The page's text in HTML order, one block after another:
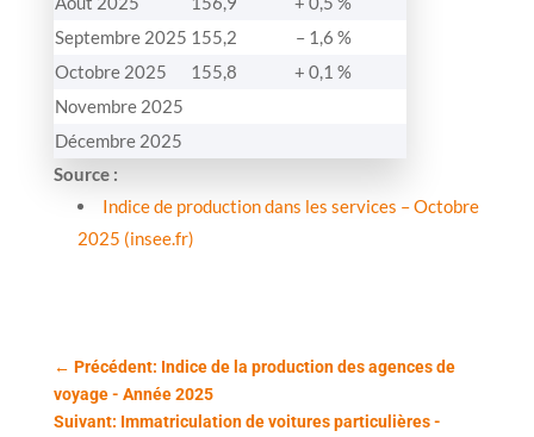
Septembre 2025 155,2
– 1,6 %
Octobre 2025
155,8
+ 0,1 %
Novembre 2025
Décembre 2025
Source :
Indice de production dans les services – Octobre
2025 (insee.fr)
← Précédent: Indice de la production des agences de
voyage - Année 2025
Suivant: Immatriculation de voitures particulières -